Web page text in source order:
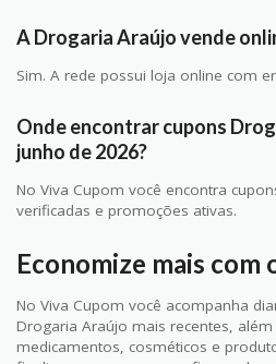
A Drogaria Araújo vende
Sim. A rede possui loja online com
Onde encontrar cupons
junho de 2026?
No Viva Cupom você encontra
verificadas e promoções ativas.
Economize mais com
No Viva Cupom você acompanha
Drogaria Araújo mais recentes,
medicamentos, cosméticos e